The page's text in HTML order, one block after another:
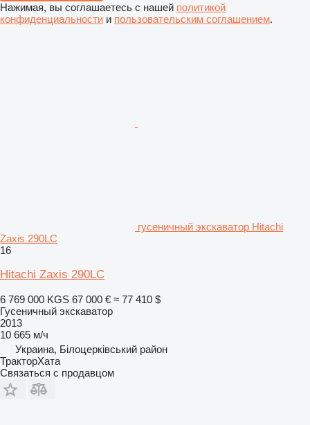
Нажимая, вы соглашаетесь с нашей политикой
конфиденциальности и пользовательским соглашением.
гусеничный экскаватор Hitachi
Zaxis 290LC
16
Hitachi Zaxis 290LC
6 769 000 KGS 67 000 € ≈ 77 410 $
Гусеничный экскаватор
2013
10 665 м/ч
Украина, Білоцерківський район
ТракторХата
Связаться с продавцом